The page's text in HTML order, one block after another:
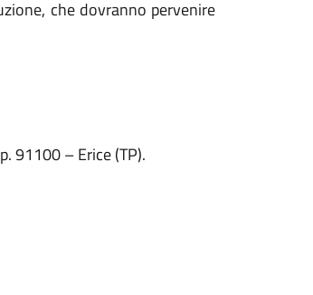
che dovranno pervenire
91100 – Erice (TP).